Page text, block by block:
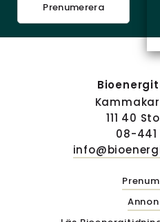
Prenumerera
111 40
08-441